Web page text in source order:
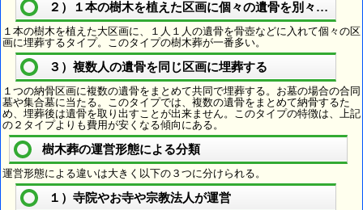
２）１本の樹木を植えた区画に個々の遺骨を別々に埋葬
１本の樹木を植えた大区画に、１人１人の遺骨を骨壺などに入れて個々の区
画に埋葬するタイプ。このタイプの樹木葬が一番多い。
３）複数人の遺骨を同じ区画に埋葬する
１つの納骨区画に複数の遺骨をまとめて共同で埋葬する。お墓の場合の合同
墓や集合墓に当たる。このタイプでは、複数の遺骨をまとめて納骨するた
め、埋葬後は遺骨を取り出すことが出来ません。このタイプの特徴は、上記
の２タイプよりも費用が安くなる傾向にある。
樹木葬の運営形態による分類
運営形態による違いは大きく以下の３つに分けられる。
１）寺院やお寺や宗教法人が運営